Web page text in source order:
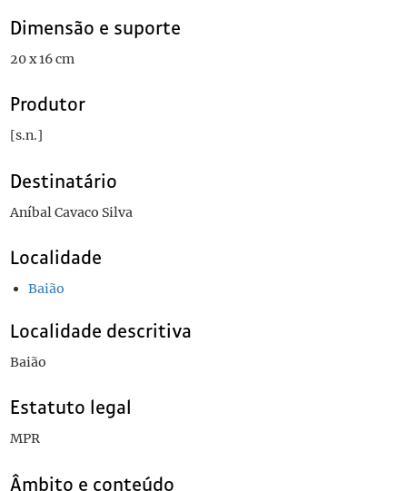
Dimensão e suporte
20 x 16 cm
Produtor
[s.n.]
Destinatário
Aníbal Cavaco Silva
Localidade
Baião
Localidade descritiva
Baião
Estatuto legal
MPR
Âmbito e conteúdo